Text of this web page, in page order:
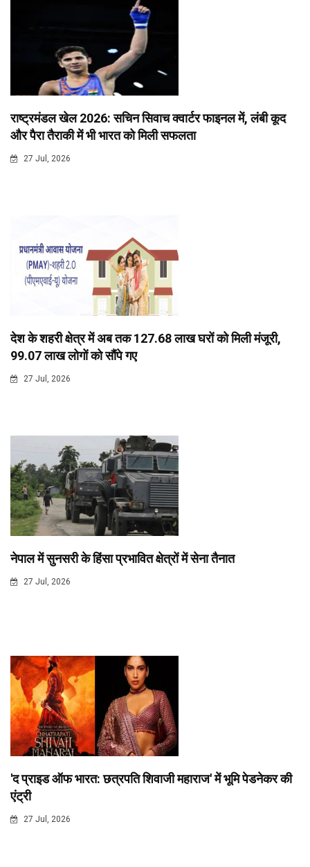
राष्ट्रमंडल खेल 2026: सचिन सिवाच क्वार्टर फाइनल में, लंबी कूद
और पैरा तैराकी में भी भारत को मिली सफलता
27 Jul, 2026
देश के शहरी क्षेत्र में अब तक 127.68 लाख घरों को मिली मंजूरी,
99.07 लाख लोगों को सौंपे गए
27 Jul, 2026
नेपाल में सुनसरी के हिंसा प्रभावित क्षेत्रों में सेना तैनात
27 Jul, 2026
'द प्राइड ऑफ भारत: छत्रपति शिवाजी महाराज' में भूमि पेडनेकर की
एंट्री
27 Jul, 2026